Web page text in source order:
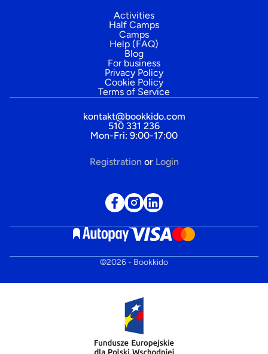
Activities
Half Camps
Camps
Help (FAQ)
Blog
For business
Privacy Policy
Cookie Policy
Terms of Service
kontakt@bookkido.com
510 331 236
Mon-Fri: 9:00-17:00
Registration or Login
©2026- Bookkido